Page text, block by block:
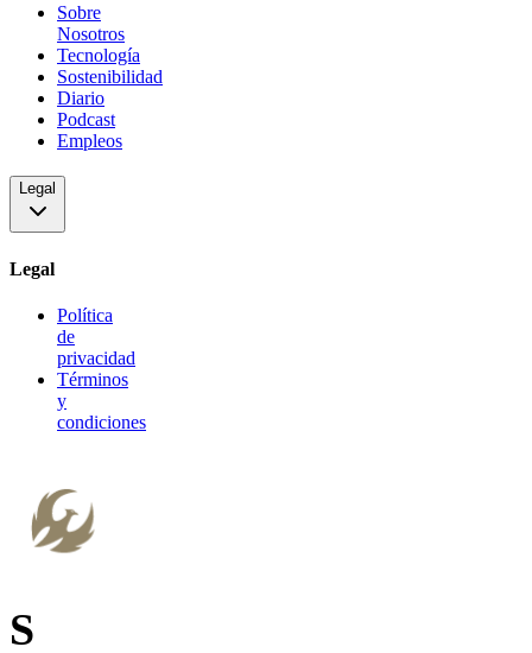
Sobre
Nosotros
Tecnología
Sostenibilidad
Diario
Podcast
Empleos
Legal
Legal
Política
de
privacidad
Términos
y
condiciones
S